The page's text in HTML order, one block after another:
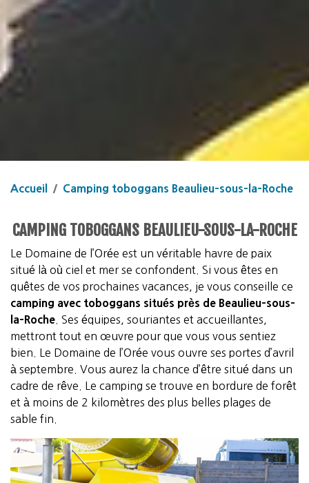
Accueil Camping toboggans Beaulieu-sous-la-Roche
CAMPING TOBOGGANS BEAULIEU-SOUS-LA-ROCHE
Le Domaine de l’Orée est un véritable havre de paix
situé là où ciel et mer se confondent. Si vous êtes en
quêtes de vos prochaines vacances, je vous conseille ce
camping avec toboggans situés près de Beaulieu-sous-
la-Roche . Ses équipes, souriantes et accueillantes,
mettront tout en œuvre pour que vous vous sentiez
bien. Le Domaine de l’Orée vous ouvre ses portes d’avril
à septembre. Vous aurez la chance d’être situé dans un
cadre de rêve. Le camping se trouve en bordure de forêt
et à moins de 2 kilomètres des plus belles plages de
sable fin.